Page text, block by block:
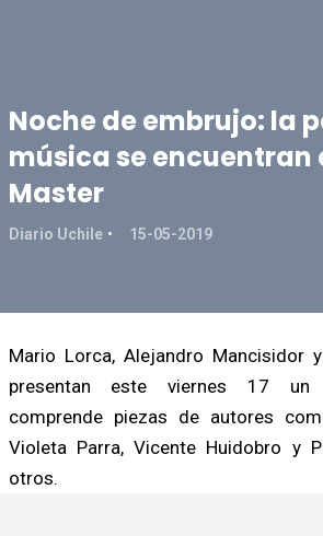
Noche de embrujo: la
música se encuentran
Master
Diario Uchile 15-05-2019
Mario Lorca, Alejandro Mancisidor
presentan este viernes 17 un
comprende piezas de autores
Violeta Parra, Vicente Huidobro y
otros.